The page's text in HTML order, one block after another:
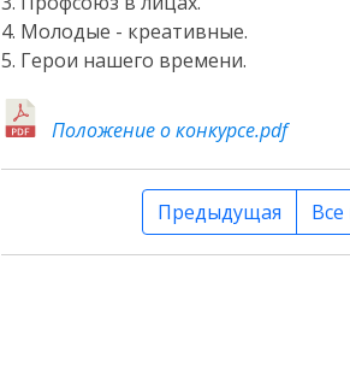
4. Молодые - креативные.
5. Герои нашего времени.
Положение о конкурсе.pdf
Предыдущая